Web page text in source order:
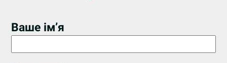
Ваше ім’я